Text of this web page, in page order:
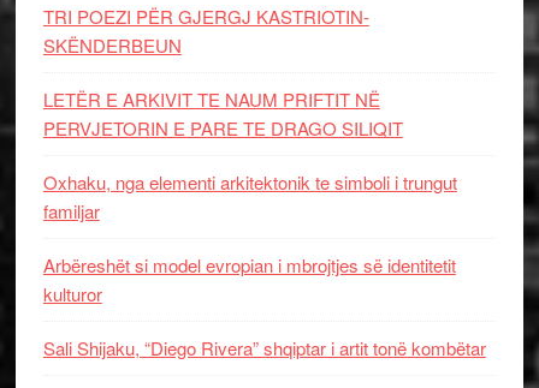
TRI POEZI PËR GJERGJ KASTRIOTIN-
SKËNDERBEUN
LETËR E ARKIVIT TE NAUM PRIFTIT NË
PERVJETORIN E PARE TE DRAGO SILIQIT
Oxhaku, nga elementi arkitektonik te simboli i trungut
familjar
Arbëreshët si model evropian i mbrojtjes së identitetit
kulturor
Sali Shijaku, “Diego Rivera” shqiptar i artit tonë kombëtar